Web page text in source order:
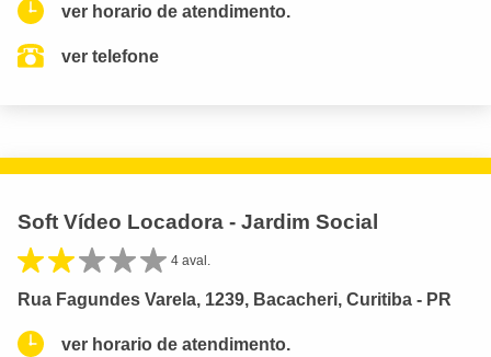
ver horario de atendimento.
ver telefone
Soft Vídeo Locadora - Jardim Social
4 aval.
Rua Fagundes Varela, 1239, Bacacheri, Curitiba - PR
ver horario de atendimento.